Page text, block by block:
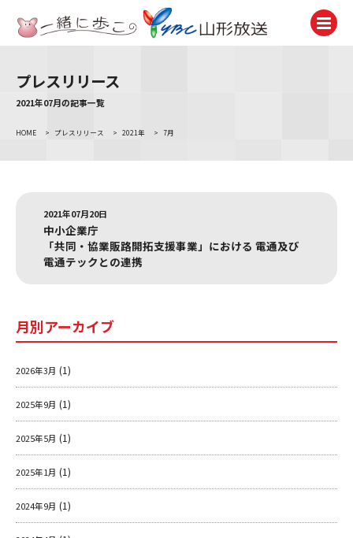
テレビ
TV
ラジオ
アナウンサー
Announcer
試写会・プレゼント
Present
ＹＢＣオンデマンド
やまがた情熱市場
プレスリリース
2021年07月の記事一覧
HOME > プレスリリース > 2021年 > 7月
2021年07月20日
中小企業庁
「共同・協業販路開拓支援事業」における 電通及び
電通テックとの連携
月別アーカイブ
2026年3月 (1)
2025年9月 (1)
2025年5月 (1)
2025年1月 (1)
2024年9月 (1)